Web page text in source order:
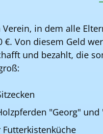
Verein, in dem alle
€. Von diesem Geld
und bezahlt, die
"Georg" und